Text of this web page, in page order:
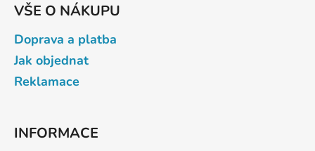
VŠE O NÁKUPU
Doprava a platba
Jak objednat
Reklamace
INFORMACE